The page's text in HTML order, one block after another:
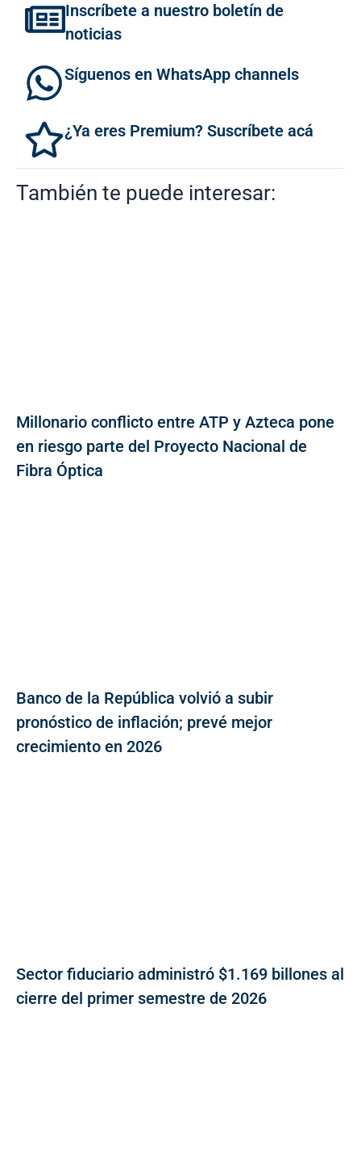
Inscríbete a nuestro boletín de
noticias
Síguenos en WhatsApp channels
¿Ya eres Premium? Suscríbete acá
También te puede interesar:
Millonario conflicto entre ATP y Azteca pone
en riesgo parte del Proyecto Nacional de
Fibra Óptica
Banco de la República volvió a subir
pronóstico de inflación; prevé mejor
crecimiento en 2026
Sector fiduciario administró $1.169 billones al
cierre del primer semestre de 2026